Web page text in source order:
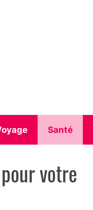
Santé
votre